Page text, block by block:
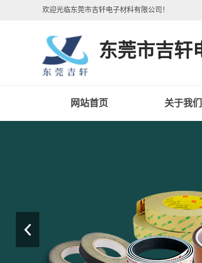
欢迎光临东莞市吉轩电子材料有限公司！
东莞市吉轩
网站首页 关于我们